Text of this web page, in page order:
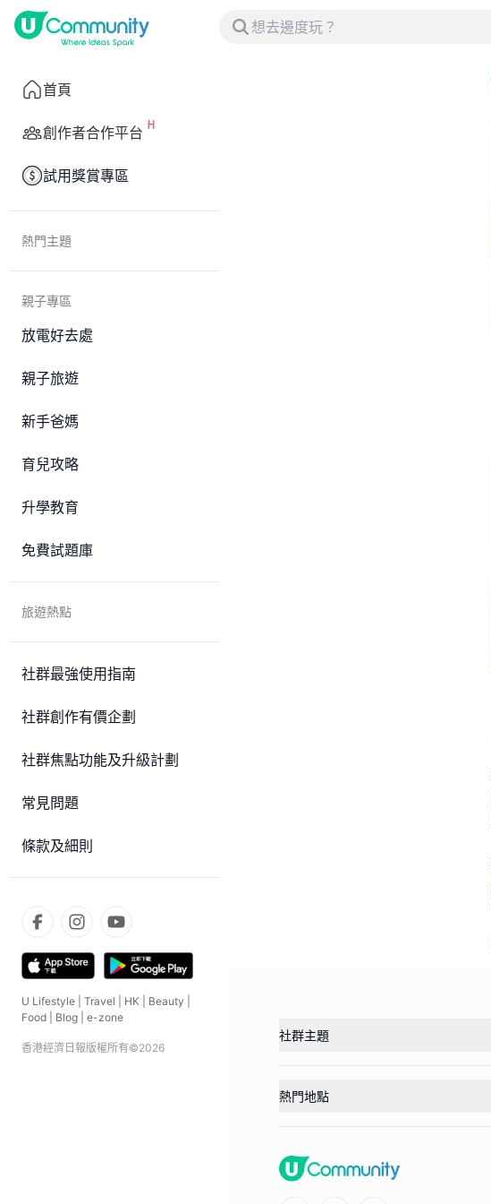
首頁
創作者合作平台
試用獎賞專區
熱門主題
親子專區
放電好去處
親子旅遊
新手爸媽
育兒攻略
升學教育
免費試題庫
旅遊熱點
社群最強使用指南
社群創作有價企劃
社群焦點功能及升級計劃
常見問題
條款及細則
U Lifestyle Travel HK Beauty
Food
Blog e-zone
香港經濟日報版權所有©2026
社群主題
熱門地點